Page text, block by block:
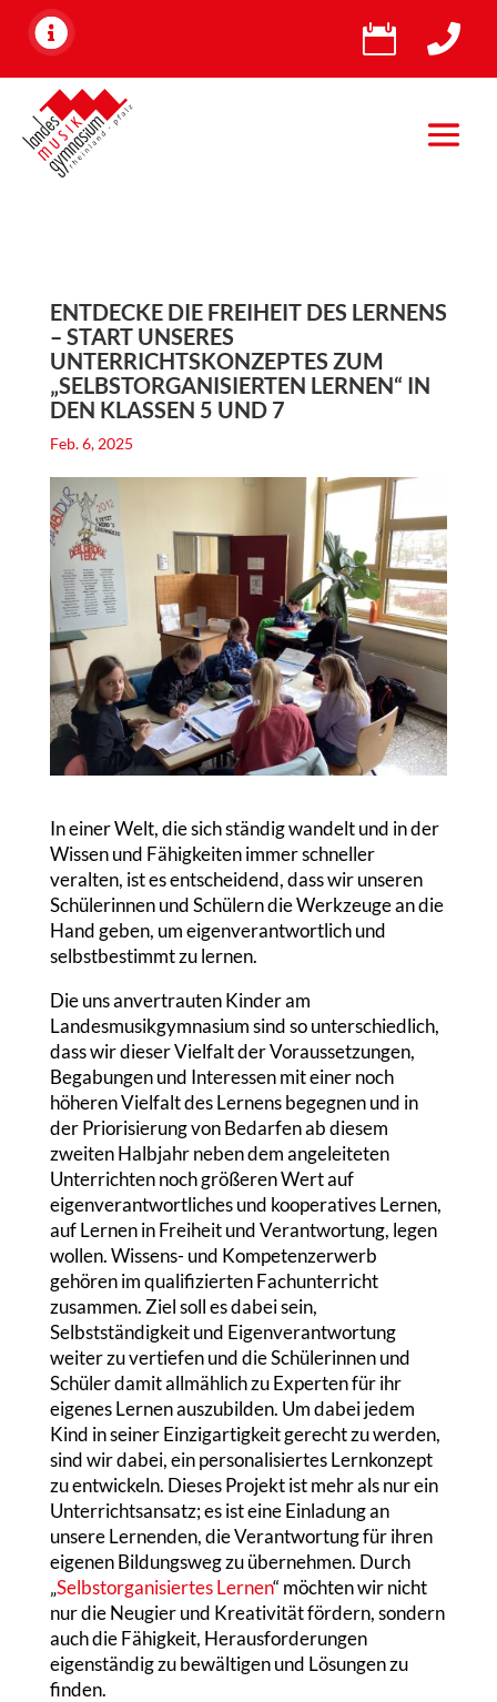
 
ENTDECKE DIE FREIHEIT DES LERNENS
– START UNSERES
UNTERRICHTSKONZEPTES ZUM
„SELBSTORGANISIERTEN LERNEN“ IN
DEN KLASSEN 5 UND 7
Feb. 6, 2025
In einer Welt, die sich ständig wandelt und in der
Wissen und Fähigkeiten immer schneller
veralten, ist es entscheidend, dass wir unseren
Schülerinnen und Schülern die Werkzeuge an die
Hand geben, um eigenverantwortlich und
selbstbestimmt zu lernen.
Die uns anvertrauten Kinder am
Landesmusikgymnasium sind so unterschiedlich,
dass wir dieser Vielfalt der Voraussetzungen,
Begabungen und Interessen mit einer noch
höheren Vielfalt des Lernens begegnen und in
der Priorisierung von Bedarfen ab diesem
zweiten Halbjahr neben dem angeleiteten
Unterrichten noch größeren Wert auf
eigenverantwortliches und kooperatives Lernen,
auf Lernen in Freiheit und Verantwortung, legen
wollen. Wissens- und Kompetenzerwerb
gehören im qualifizierten Fachunterricht
zusammen. Ziel soll es dabei sein,
Selbstständigkeit und Eigenverantwortung
weiter zu vertiefen und die Schülerinnen und
Schüler damit allmählich zu Experten für ihr
eigenes Lernen auszubilden. Um dabei jedem
Kind in seiner Einzigartigkeit gerecht zu werden,
sind wir dabei, ein personalisiertes Lernkonzept
zu entwickeln. Dieses Projekt ist mehr als nur ein
Unterrichtsansatz; es ist eine Einladung an
unsere Lernenden, die Verantwortung für ihren
eigenen Bildungsweg zu übernehmen. Durch
„Selbstorganisiertes Lernen“ möchten wir nicht
nur die Neugier und Kreativität fördern, sondern
auch die Fähigkeit, Herausforderungen
eigenständig zu bewältigen und Lösungen zu
finden.